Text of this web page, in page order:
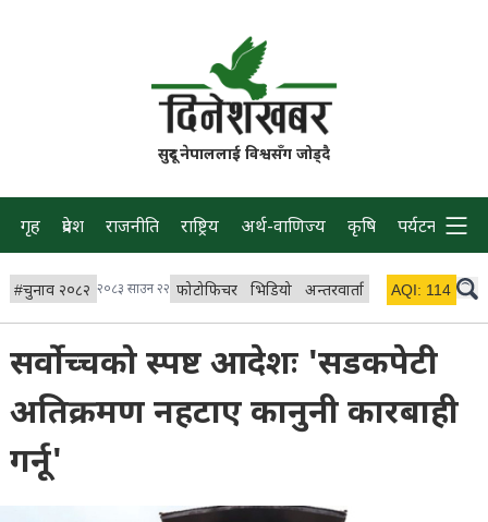
सुदूर नेपाललाई विश्वसँग जोड्दै
गृह प्रदेश राजनीति राष्ट्रिय अर्थ-वाणिज्य कृषि पर्यटन प्रवास
#चुनाव २०८२ २०८३ साउन २२ फोटोफिचर भिडियो अन्तरवार्ता विचार/ब्लग
AQI: 114
सर्वोच्चको स्पष्ट आदेशः 'सडकपेटी
अतिक्रमण नहटाए कानुनी कारबाही
गर्नू'